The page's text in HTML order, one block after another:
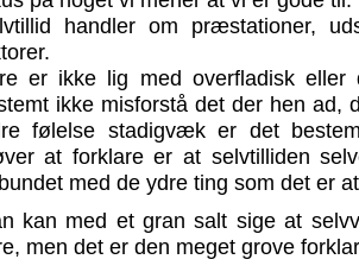
handler om præstationer,
er ikke lig med overfladisk
ikke misforstå det der hen ad,
følelse stadigvæk er det
at forklare er at selvtilliden
med de ydre ting som det er
kan med et gran salt sige at
men det er den meget grove